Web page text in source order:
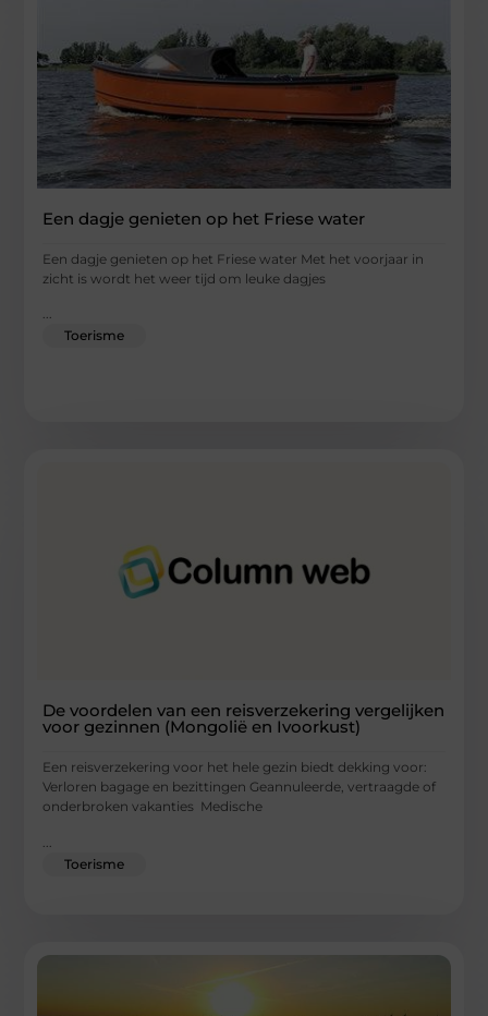
Een dagje genieten op het Friese water
Een dagje genieten op het Friese water Met het voorjaar in
zicht is wordt het weer tijd om leuke dagjes
...
Toerisme
De voordelen van een reisverzekering vergelijken
voor gezinnen (Mongolië en Ivoorkust)
Een reisverzekering voor het hele gezin biedt dekking voor:
Verloren bagage en bezittingen Geannuleerde, vertraagde of
onderbroken vakanties Medische
Toerisme